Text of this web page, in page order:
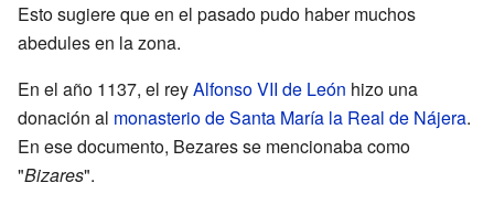
Esto sugiere que en el pasado pudo haber muchos
abedules en la zona.
En el año 1137, el reyAlfonso VII de León hizo una
donación al monasterio de Santa María la Real de Nájera.
En ese documento, Bezares se mencionaba como
"Bizares".